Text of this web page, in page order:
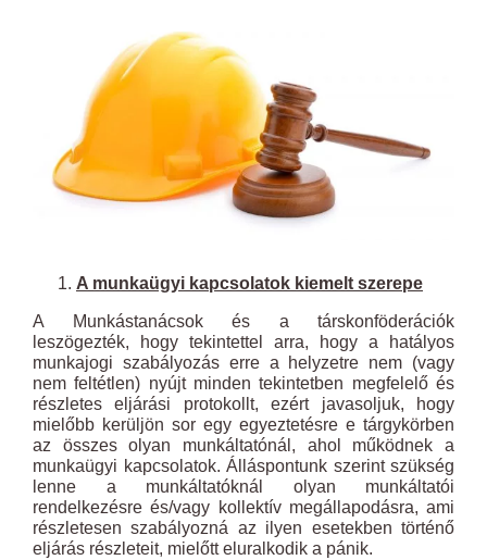
A munkaügyi kapcsolatok kiemelt szerepe
A Munkástanácsok és a társkonföderációk
leszögezték, hogy tekintettel arra, hogy a hatályos
munkajogi szabályozás erre a helyzetre nem (vagy
nem feltétlen) nyújt minden tekintetben megfelelő és
részletes eljárási protokollt, ezért javasoljuk, hogy
mielőbb kerüljön sor egy egyeztetésre e tárgykörben
az összes olyan munkáltatónál, ahol működnek a
munkaügyi kapcsolatok. Álláspontunk szerint szükség
lenne a munkáltatóknál olyan munkáltatói
rendelkezésre és/vagy kollektív megállapodásra, ami
részletesen szabályozná az ilyen esetekben történő
eljárás részleteit, mielőtt eluralkodik a pánik.